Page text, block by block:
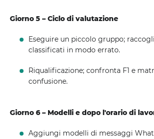
Giorno 5 – Ciclo di valutazione
Eseguire un piccolo gruppo;
classificati in modo errato.
Riqualificazione; confronta F1 e
confusione.
Giorno 6 – Modelli e dopo l'orario di
Aggiungi modelli di messaggi